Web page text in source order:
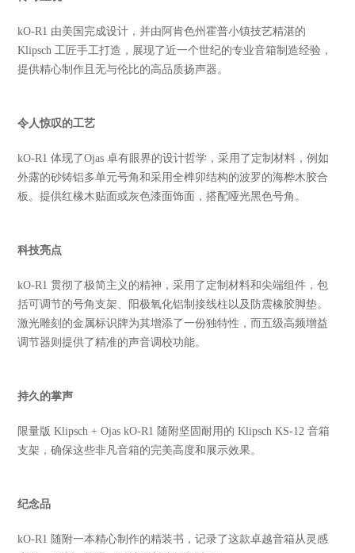
kO-R1 由美国完成设计，并由阿肯色州霍普小镇技艺精湛的
Klipsch 工匠手工打造，展现了近一个世纪的专业音箱制造经验，
提供精心制作且无与伦比的高品质扬声器。
令人惊叹的工艺
kO-R1 体现了Ojas 卓有眼界的设计哲学，采用了定制材料，例如
外露的砂铸铝多单元号角和采用全榫卯结构的波罗的海桦木胶合
板。提供红橡木贴面或灰色漆面饰面，搭配哑光黑色号角。
科技亮点
kO-R1 贯彻了极简主义的精神，采用了定制材料和尖端组件，包
括可调节的号角支架、阳极氧化铝制接线柱以及防震橡胶脚垫。
激光雕刻的金属标识牌为其增添了一份独特性，而五级高频增益
调节器则提供了精准的声音调校功能。
持久的掌声
限量版 Klipsch + Ojas kO-R1 随附坚固耐用的 Klipsch KS-12 音箱
支架，确保这些非凡音箱的完美高度和展示效果。
纪念品
kO-R1 随附一本精心制作的精装书，记录了这款卓越音箱从灵感